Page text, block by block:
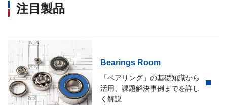
注目製品
Bearings Room
「ベアリング」の基礎知識から
活用、課題解決事例までを詳し
く解説